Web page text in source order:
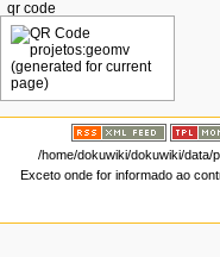
qr code
/home/dokuwiki/dokuwiki/data/
Exceto onde for informado ao